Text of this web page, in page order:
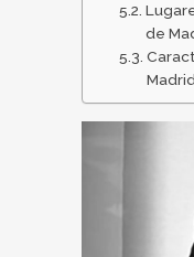
de
Madrid